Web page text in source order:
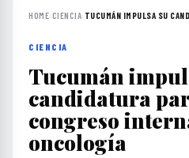
HOME›CIENCIA› TUCUMÁN IMPULSA SU
CIENCIA
Tucumán
candidatura
congreso
oncología